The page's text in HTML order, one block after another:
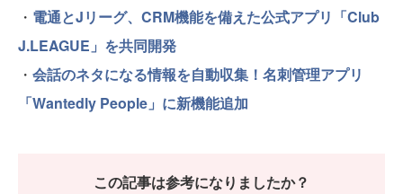
・ 電通とJリーグ、CRM機能を備えた公式アプリ「Club
J.LEAGUE」を共同開発
・ 会話のネタになる情報を自動収集！名刺管理アプリ
「Wantedly People」に新機能追加
この記事は参考になりましたか？